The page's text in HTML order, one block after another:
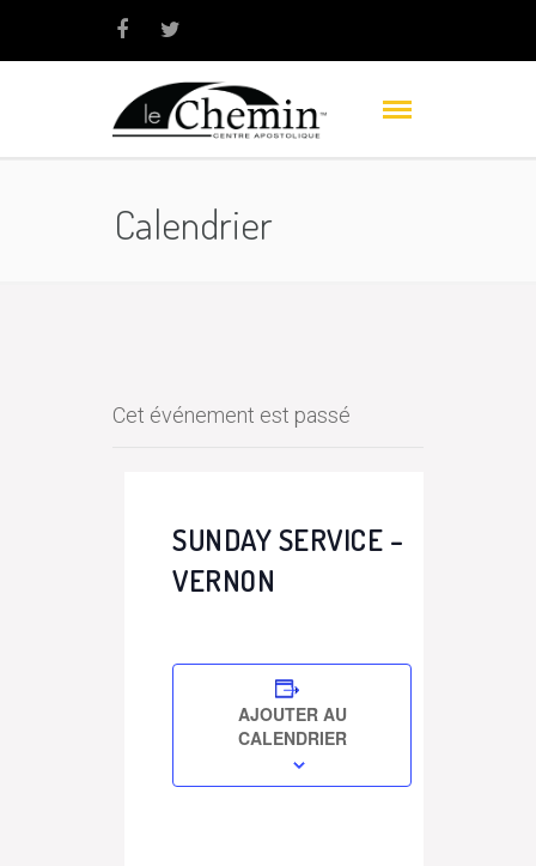
Calendrier
Cet événement est passé
SUNDAY SERVICE –
VERNON
AJOUTER AU
CALENDRIER